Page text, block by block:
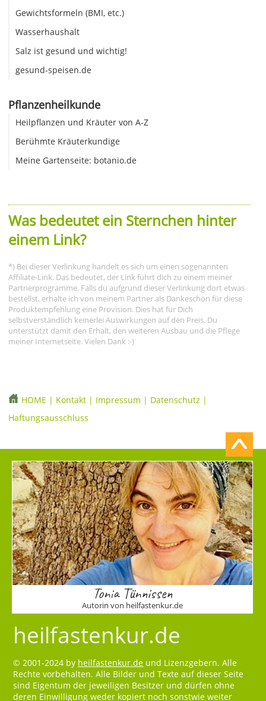
Gewichtsformeln (BMI, etc.)
Wasserhaushalt
Salz ist gesund und wichtig!
gesund-speisen.de
Pflanzenheilkunde
Heilpflanzen und Kräuter von A-Z
Berühmte Kräuterkundige
Meine Gartenseite: botanio.de
Was bedeutet ein Sternchen hinter
einem Link?
*) Bei dieser Verlinkung handelt es sich um einen sogenannten
Affiliate-Link. Das bedeutet, der Link führt dich zu einem meiner
Partnerprogramme. Falls du aufgrund dieser Verlinkung dort etwas
bestellst, erhalte ich von meinem Partner als Dankeschön für diese
Produktempfehlung eine Provision. Dies hat für Dich
selbstverständlich keinerlei Auswirkungen auf den Preis. Du
unterstützt damit den Erhalt, den weiteren Ausbau und die Pflege
meiner Internetseite. Vielen Dank :-)
HOME | Kontakt | Impressum | Datenschutz |
Haftungsausschluss
Tonia Tünnissen
Autorin von heilfastenkur.de
heilfastenkur.de
© 2001-2024 by heilfastenkur.de und Lizenzgebern. Alle
Rechte vorbehalten. Alle Bilder und Texte auf dieser Seite
sind Eigentum der jeweiligen Besitzer und dürfen ohne
deren Einwilligung weder kopiert noch sonstwie weiter